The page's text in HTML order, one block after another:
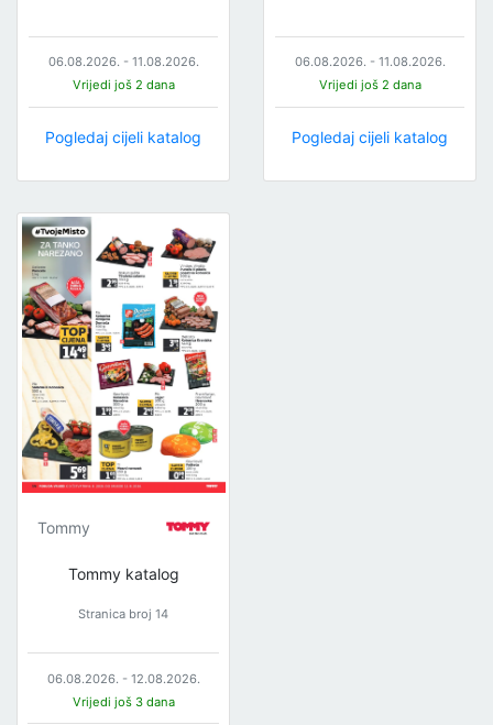
06.08.2026. - 11.08.2026.
Vrijedi još 2 dana
Pogledaj cijeli katalog
06.08.2026. - 11.08.2026.
Vrijedi još 2 dana
Pogledaj cijeli katalog
Tommy
Tommy katalog
Stranica broj 14
06.08.2026. - 12.08.2026.
Vrijedi još 3 dana